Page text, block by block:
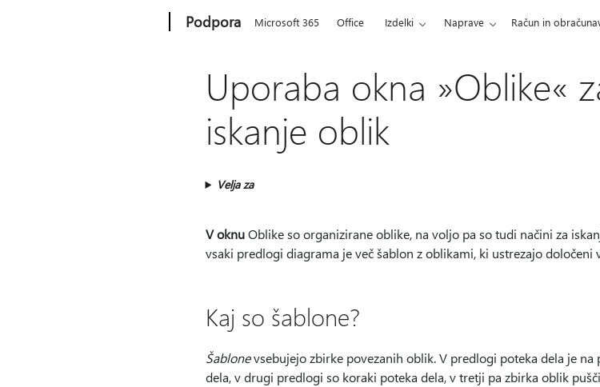
Podpora Microsoft 365 Office Izdelki Naprave Račun in
Uporaba okna »Oblike«
iskanje oblik
Velja za
V oknuOblike so organizirane oblike, na voljo pa so tudi načini za
vsaki predlogi diagrama je več šablon z oblikami, ki ustrezajo določeni
Kaj so šablone?
Šablonevsebujejo zbirke povezanih oblik. V predlogi poteka dela je
dela, v drugi predlogi so koraki poteka dela, v tretji pa zbirka oblik